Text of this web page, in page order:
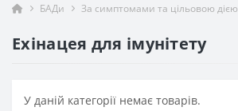
БАДи За симптомами та цільовою дією
Ехінацея для імунітету
У даній категорії немає товарів.